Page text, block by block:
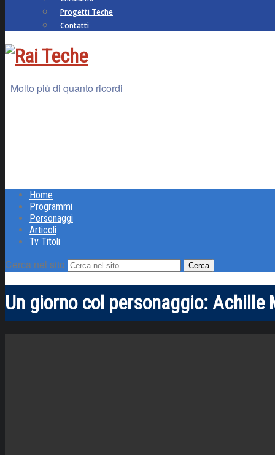
Progetti Teche
Contatti
Molto più di quanto ricordi
Home
Programmi
Personaggi
Articoli
Tv Titoli
Cerca nel sito
Un giorno col personaggio: Achille